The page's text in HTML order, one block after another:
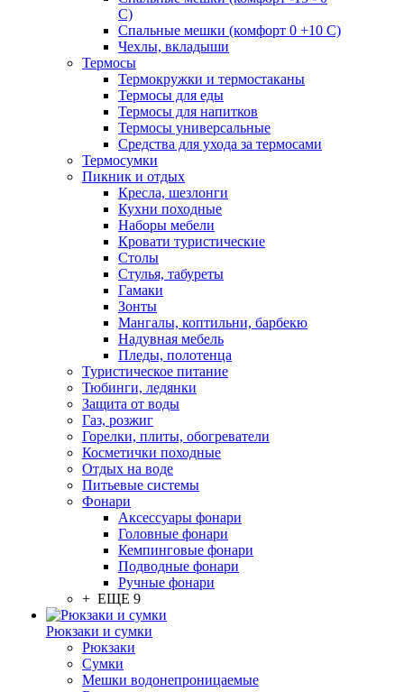
С)
Спальные мешки (комфорт 0 +10 С)
Чехлы, вкладыши
Термосы
Термокружки и термостаканы
Термосы для еды
Термосы для напитков
Термосы универсальные
Средства для ухода за термосами
Термосумки
Пикник и отдых
Кресла, шезлонги
Кухни походные
Наборы мебели
Кровати туристические
Столы
Стулья, табуреты
Гамаки
Зонты
Мангалы, коптильни, барбекю
Надувная мебель
Пледы, полотенца
Туристическое питание
Тюбинги, ледянки
Защита от воды
Газ, розжиг
Горелки, плиты, обогреватели
Косметички походные
Отдых на воде
Питьевые системы
Фонари
Аксессуары фонари
Головные фонари
Кемпинговые фонари
Подводные фонари
Ручные фонари
+ ЕЩЕ 9
Рюкзаки и сумки
Рюкзаки
Сумки
Мешки водонепроницаемые